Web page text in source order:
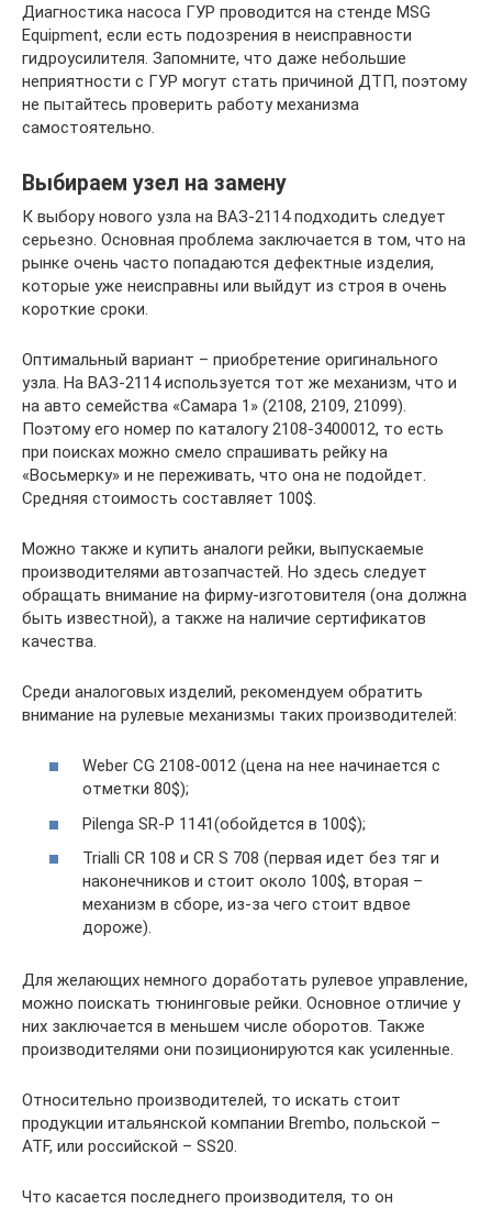
Диагностика насоса ГУР проводится на стенде MSG
Equipment, если есть подозрения в неисправности
гидроусилителя. Запомните, что даже небольшие
неприятности с ГУР могут стать причиной ДТП, поэтому
не пытайтесь проверить работу механизма
самостоятельно.
Выбираем узел на замену
К выбору нового узла на ВАЗ-2114 подходить следует
серьезно. Основная проблема заключается в том, что на
рынке очень часто попадаются дефектные изделия,
которые уже неисправны или выйдут из строя в очень
короткие сроки.
Оптимальный вариант – приобретение оригинального
узла. На ВАЗ-2114 используется тот же механизм, что и
на авто семейства «Самара 1» (2108, 2109, 21099).
Поэтому его номер по каталогу 2108-3400012, то есть
при поисках можно смело спрашивать рейку на
«Восьмерку» и не переживать, что она не подойдет.
Средняя стоимость составляет 100$.
Можно также и купить аналоги рейки, выпускаемые
производителями автозапчастей. Но здесь следует
обращать внимание на фирму-изготовителя (она должна
быть известной), а также на наличие сертификатов
качества.
Среди аналоговых изделий, рекомендуем обратить
внимание на рулевые механизмы таких производителей:
Weber CG 2108-0012 (цена на нее начинается с
отметки 80$);
Pilenga SR-P 1141(обойдется в 100$);
Trialli CR 108 и CR S 708 (первая идет без тяг и
наконечников и стоит около 100$, вторая –
механизм в сборе, из-за чего стоит вдвое
дороже).
Для желающих немного доработать рулевое управление,
можно поискать тюнинговые рейки. Основное отличие у
них заключается в меньшем числе оборотов. Также
производителями они позиционируются как усиленные.
Относительно производителей, то искать стоит
продукции итальянской компании Brembo, польской –
ATF, или российской – SS20.
Что касается последнего производителя, то он